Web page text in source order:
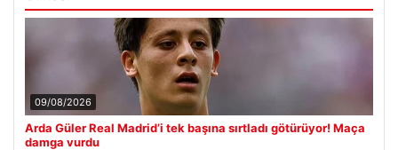
09/08/2026
Arda Güler Real Madrid’i tek başına sırtladı götürüyor! Maça
damga vurdu